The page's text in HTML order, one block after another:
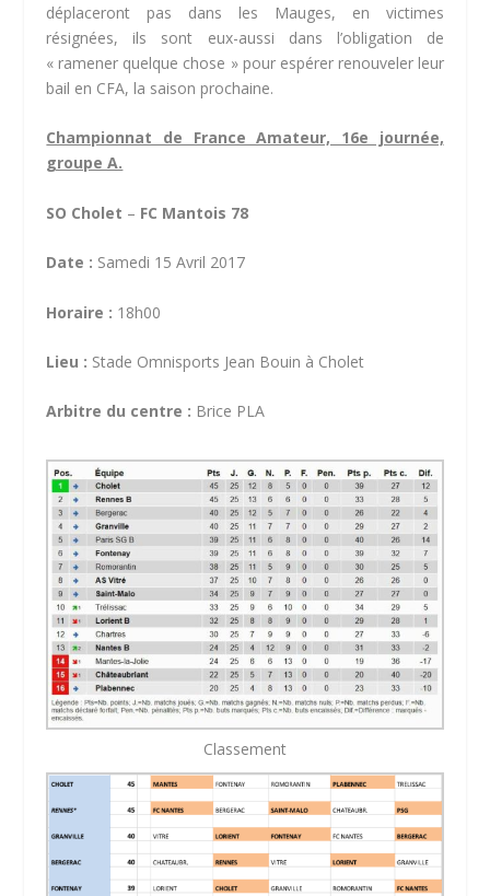
déplaceront pas dans les Mauges, en victimes
résignées, ils sont eux-aussi dans l’obligation de
« ramener quelque chose » pour espérer renouveler leur
bail en CFA, la saison prochaine.
Championnat de France Amateur, 16e journée,
groupe A.
SO Cholet – FC Mantois 78
Date : Samedi 15 Avril 2017
Horaire : 18h00
Lieu : Stade Omnisports Jean Bouin à Cholet
Arbitre du centre : Brice PLA
Classement